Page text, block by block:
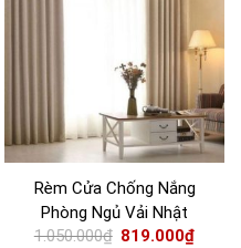
Rèm Cửa Chống Nắng
Phòng Ngủ Vải Nhật
1.050.000₫ 819.000₫